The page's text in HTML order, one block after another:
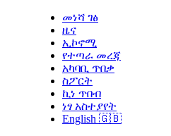
መነሻ ገፅ
ዜና
ኢኮኖሚ
የተጣራ መረጃ
አካባቢ ጥበቃ
ስፖርት
ኪነ ጥበብ
ነፃ አስተያየት
English 🇬🇧